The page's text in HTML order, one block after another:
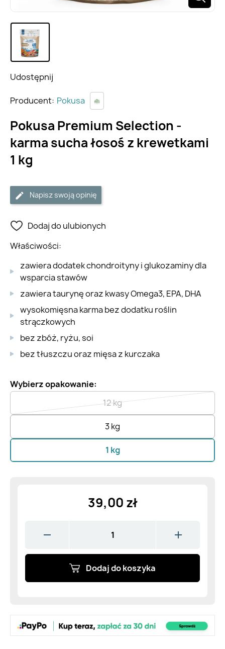
Pokusa Premium Selection -
karma sucha łosoś z krewetkami
1 kg
Producent: Pokusa
Napisz swoją opinię
Dodaj do ulubionych
Właściwości:
zawiera dodatek chondroityny i glukozaminy dla
wsparcia stawów
zawiera taurynę oraz kwasy Omega3, EPA, DHA
wysokomięsna karma bez dodatku roślin
strączkowych
bez zbóż, ryżu, soi
bez tłuszczu oraz mięsa z kurczaka
Wybierz opakowanie:
12 kg
3 kg
1 kg
Udostępnij
39,00 zł
Dodaj do koszyka